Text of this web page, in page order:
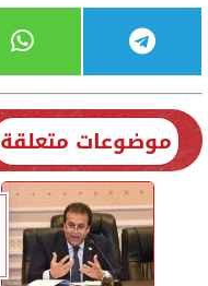
موضوعات متعلقة